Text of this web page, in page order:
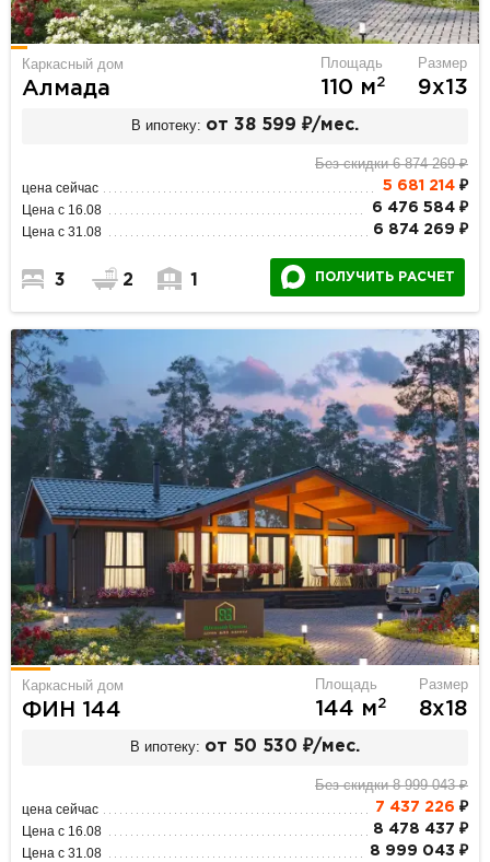
Каркасный дом
Алмада
Площадь
110 м2
Размер
9х13
В ипотеку: от 38 599 ₽/мес.
Без скидки 6 874 269 ₽
цена сейчас 5 681 214₽
Цена с 16.08 6 476 584 ₽
Цена с 31.08 6 874 269 ₽
3 2 1 ПОЛУЧИТЬ РАСЧЕТ
Каркасный дом
ФИН 144
Площадь
144 м2
Размер
8х18
В ипотеку: от 50 530 ₽/мес.
Без скидки 8 999 043 ₽
цена сейчас 7 437 226 ₽
Цена с 16.08 8 478 437 ₽
Цена с 31.08 8 999 043 ₽